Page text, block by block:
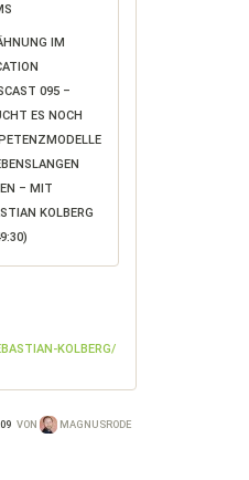
IM
095 –
ES NOCH
– MIT
KOLBERG
KOLBERG/
VON MAGNUSRODE